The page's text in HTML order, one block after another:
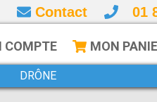
Contact 01
COMPTE MON
DRÔNE